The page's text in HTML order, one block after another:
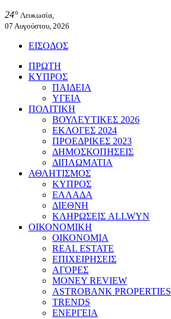
24° Λευκωσία,
07 Αυγούστου, 2026
ΕΙΣΟΔΟΣ
ΠΡΩΤΗ
ΚΥΠΡΟΣ
ΠΑΙΔΕΙΑ
ΥΓΕΙΑ
ΠΟΛΙΤΙΚΗ
ΒΟΥΛΕΥΤΙΚΕΣ 2026
ΕΚΛΟΓΕΣ 2024
ΠΡΟΕΔΡΙΚΕΣ 2023
ΔΗΜΟΣΚΟΠΗΣΕΙΣ
ΔΙΠΛΩΜΑΤΙΑ
ΑΘΛΗΤΙΣΜΟΣ
ΚΥΠΡΟΣ
ΕΛΛΑΔΑ
ΔΙΕΘΝΗ
ΚΛΗΡΩΣΕΙΣ ALLWYN
ΟΙΚΟΝΟΜΙΚΗ
ΟΙΚΟΝΟΜΙΑ
REAL ESTATE
ΕΠΙΧΕΙΡΗΣΕΙΣ
ΑΓΟΡΕΣ
MONEY REVIEW
ASTROBANK PROPERTIES
TRENDS
ΕΝΕΡΓΕΙΑ